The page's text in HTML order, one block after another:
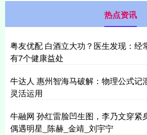
热点资讯
粤友优配 白酒立大功？医生发现：经
有7个健康益处
牛达人 惠州智海马破解：物理公式记
灵活运用
牛融网 孙红雷脸凹生图，李乃文穿紧
偶遇明星_陈赫_金靖_刘宇宁